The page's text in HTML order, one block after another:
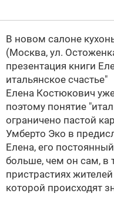
В новом салоне
(Москва, ул.
презентация книги
итальянское счастье"
Елена Костюкович
поэтому понятие
ограничено пастой
Умберто Эко в
Елена, его
больше, чем он сам, в
пристрастиях
которой происходят